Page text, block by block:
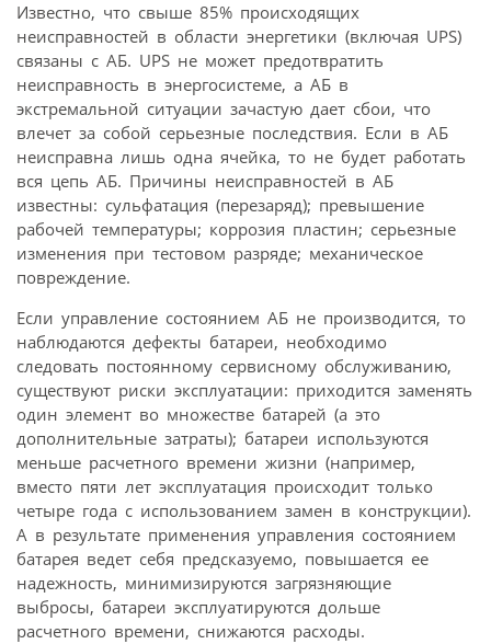
Известно, что свыше 85% происходящих
неисправностей в области энергетики (включая UPS)
связаны с АБ. UPS не может предотвратить
неисправность в энергосистеме, а АБ в
экстремальной ситуации зачастую дает сбои, что
влечет за собой серьезные последствия. Если в АБ
неисправна лишь одна ячейка, то не будет работать
вся цепь АБ. Причины неисправностей в АБ
известны: сульфатация (перезаряд); превышение
рабочей температуры; коррозия пластин; серьезные
изменения при тестовом разряде; механическое
повреждение.
Если управление состоянием АБ не производится, то
наблюдаются дефекты батареи, необходимо
следовать постоянному сервисному обслуживанию,
существуют риски эксплуатации: приходится заменять
один элемент во множестве батарей (а это
дополнительные затраты); батареи используются
меньше расчетного времени жизни (например,
вместо пяти лет эксплуатация происходит только
четыре года с использованием замен в конструкции).
А в результате применения управления состоянием
батарея ведет себя предсказуемо, повышается ее
надежность, минимизируются загрязняющие
выбросы, батареи эксплуатируются дольше
расчетного времени, снижаются расходы.